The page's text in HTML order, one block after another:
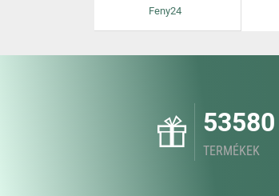
Feny24
53580
TERMÉKEK